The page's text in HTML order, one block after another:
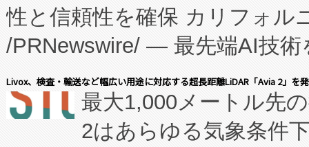
に、患者やサプライチェーン
キー方式で拡張性が高く、持
す。FCCM‑を活用した現地生
患者にとっての費用負担を大
のアクセスを大幅に拡大する
性と信頼性を確保 カリフォル
/PRNewswire/ — 最先端AI技術
会社エーアイ・アンド：本社
President原信平）と、エンタ
ードするVoltaiqは、日本にあ
Livox、検査・輸送など幅広い用途に対応する超長距離LiDAR「Avia 2」を
最大1,000メートル先
2はあらゆる気象条件